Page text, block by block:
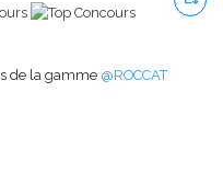
de la gamme @ROCCAT